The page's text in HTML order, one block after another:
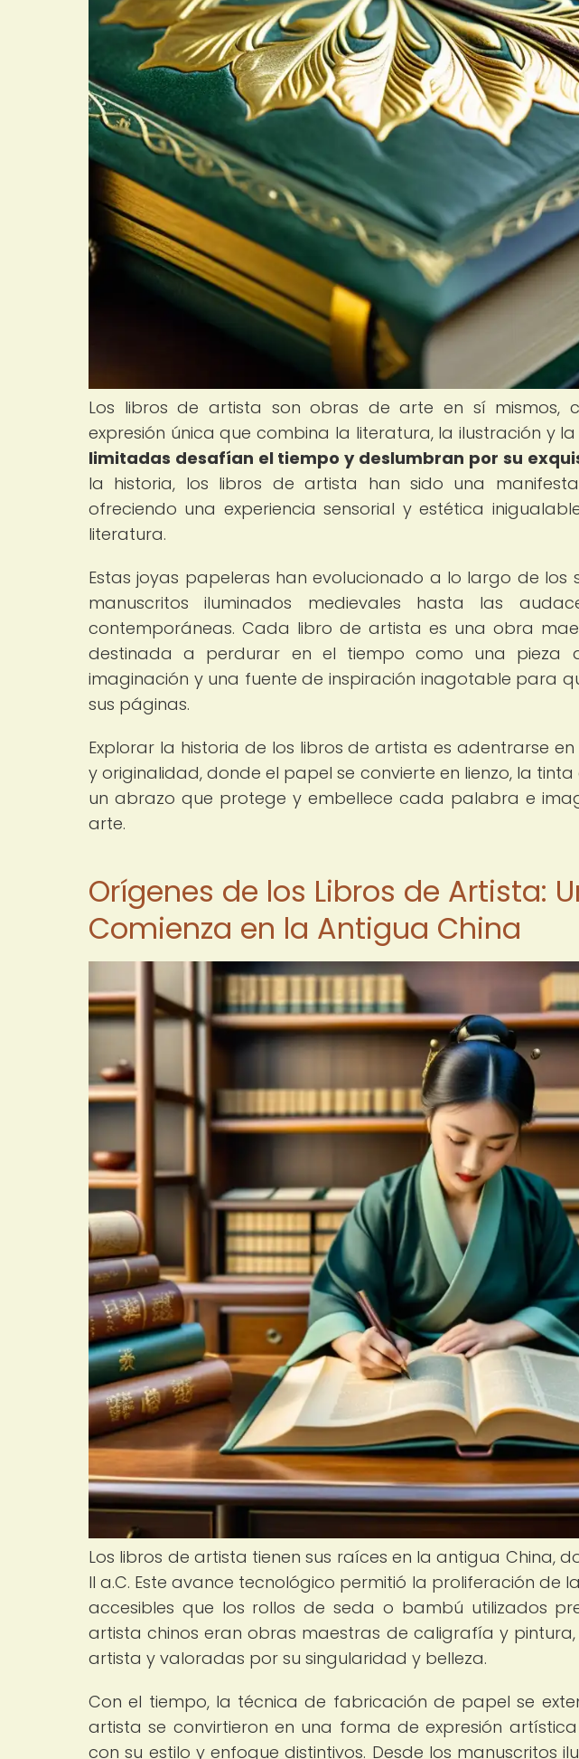
Los libros de artista son obras de arte en sí mismos,
expresión única que combina la literatura, la ilustración y
limitadas desafían el tiempo y deslumbran por su
la historia, los libros de artista han sido una
ofreciendo una experiencia sensorial y estética
literatura.
Estas joyas papeleras han evolucionado a lo largo de los
manuscritos iluminados medievales hasta las
contemporáneas. Cada libro de artista es una obra
destinada a perdurar en el tiempo como una pieza
imaginación y una fuente de inspiración inagotable para
sus páginas.
Explorar la historia de los libros de artista es adentrarse
y originalidad, donde el papel se convierte en lienzo, la
un abrazo que protege y embellece cada palabra e
arte.
Orígenes de los Libros de Artista:
Comienza en la Antigua China
Los libros de artista tienen sus raíces en la antigua China,
II a.C. Este avance tecnológico permitió la proliferación de
accesibles que los rollos de seda o bambú utilizados
artista chinos eran obras maestras de caligrafía y
artista y valoradas por su singularidad y belleza.
Con el tiempo, la técnica de fabricación de papel se
artista se convirtieron en una forma de expresión
con su estilo y enfoque distintivos. Desde los manuscritos